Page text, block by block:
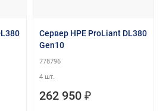
Сервер HPE ProLiant DL380
Gen10
778796
4 шт.
262 950 ₽